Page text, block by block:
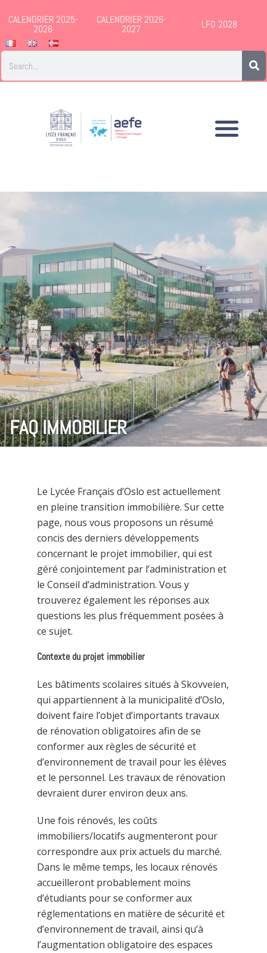
CALENDRIER 2025-
2026
CALENDRIER 2026-
2027 LFO 2028
FAQ IMMOBILIER
Le Lycée Français d’Oslo est actuellement
en pleine transition immobilière. Sur cette
page, nous vous proposons un résumé
concis des derniers développements
concernant le projet immobilier, qui est
géré conjointement par l’administration et
le Conseil d’administration. Vous y
trouverez également les réponses aux
questions les plus fréquemment posées à
ce sujet.
Contexte du projet immobilier
Les bâtiments scolaires situés à Skovveien,
qui appartiennent à la municipalité d’Oslo,
doivent faire l’objet d’importants travaux
de rénovation obligatoires afin de se
conformer aux règles de sécurité et
d’environnement de travail pour les élèves
et le personnel. Les travaux de rénovation
devraient durer environ deux ans.
Une fois rénovés, les coûts
immobiliers/locatifs augmenteront pour
correspondre aux prix actuels du marché.
Dans le même temps, les locaux rénovés
accueilleront probablement moins
d’étudiants pour se conformer aux
réglementations en matière de sécurité et
d’environnement de travail, ainsi qu’à
l’augmentation obligatoire des espaces